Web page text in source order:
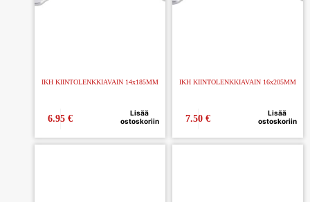
IKH KIINTOLENKKIAVAIN 14x185MM
6.95€
Lisää
ostoskoriin
IKH KIINTOLENKKIAVAIN 16x205MM
7.50€
Lisää
ostoskoriin